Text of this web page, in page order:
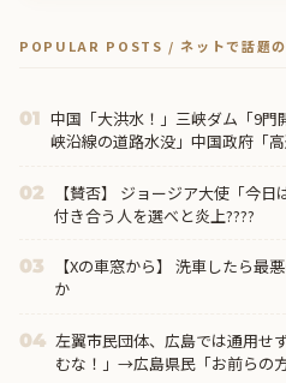
POPULAR POSTS / ネットで話題
01 中国「大洪水！」三峡ダム「9
峡沿線の道路水没」中国政府「
02
【賛否】 ジョージア大使「今
付き合う人を選べと炎上????
03
【Xの車窓から】 洗車したら最
か
04 左翼市民団体、広島では通用せ
むな！」→広島県民「お前らの